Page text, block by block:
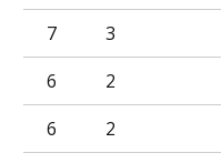
3
7
2
6
2
6